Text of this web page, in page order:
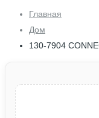
Главная
Дом
130-7904